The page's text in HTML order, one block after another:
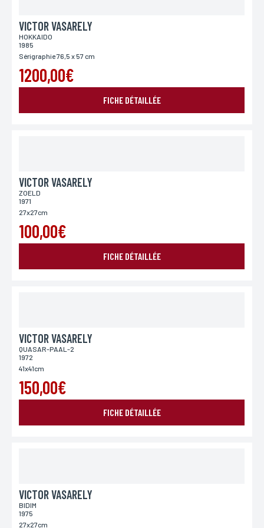
vous pouvez nous laisser votre pays.
Lieu de livraison*
Monde
ENVOYER MA DEMANDE
VICTOR VASARELY
HOKKAIDO
1985
Sérigraphie 76,5 x 57 cm
1200,00€
FICHE DÉTAILLÉE
VICTOR VASARELY
ZOELD
1971
27x27cm
100,00€
FICHE DÉTAILLÉE
VICTOR VASARELY
QUASAR-PAAL-2
1972
41x41cm
150,00€
FICHE DÉTAILLÉE
VICTOR VASARELY
BIDIM
1975
27x27cm